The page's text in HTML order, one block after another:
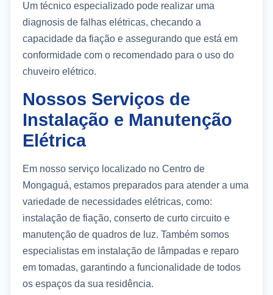
Um técnico especializado pode realizar uma
diagnosis de falhas elétricas, checando a
capacidade da fiação e assegurando que está em
conformidade com o recomendado para o uso do
chuveiro elétrico.
Nossos Serviços de
Instalação e Manutenção
Elétrica
Em nosso serviço localizado no Centro de
Mongaguá, estamos preparados para atender a uma
variedade de necessidades elétricas, como:
instalação de fiação, conserto de curto circuito e
manutenção de quadros de luz. Também somos
especialistas em instalação de lâmpadas e reparo
em tomadas, garantindo a funcionalidade de todos
os espaços da sua residência.